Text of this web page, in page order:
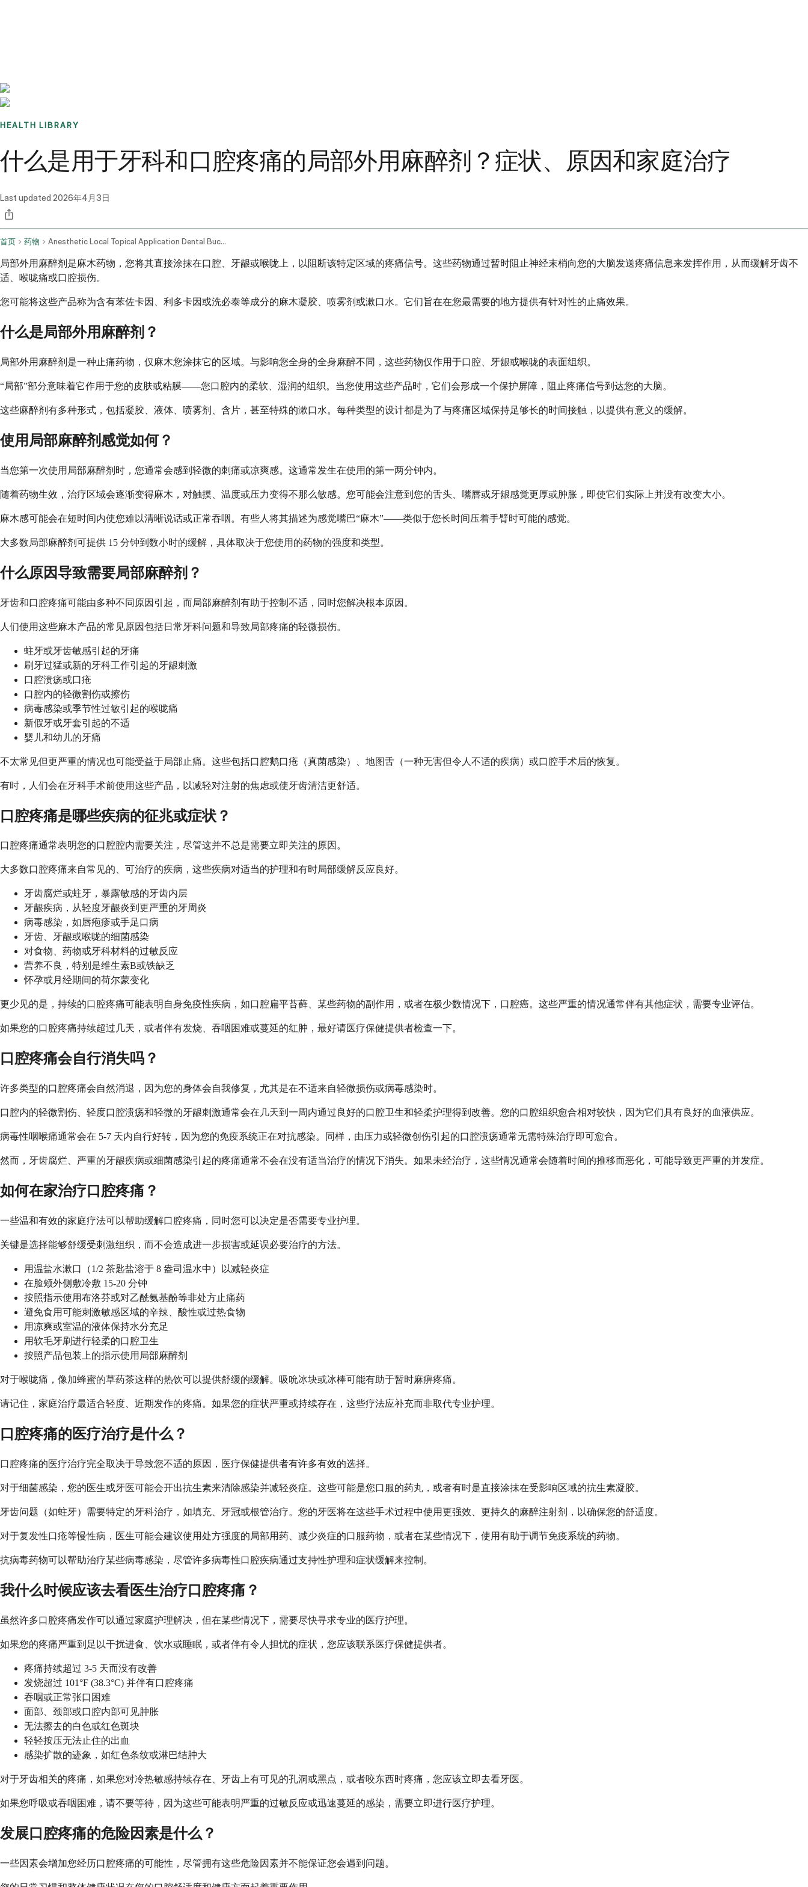
HEALTH LIBRARY
什么是用于牙科和口腔疼痛的局部外用麻醉剂？症状、原因和家庭治疗
Last updated 2026年4月3日
首页 药物 Anesthetic Local Topical Application Dental Buccal Mucosa Route Gargle
局部外用麻醉剂是麻木药物，您将其直接涂抹在口腔、牙龈或喉咙上，以阻断该特定区域的疼痛信号。这些药物通过暂时阻止神经末梢向您的大脑发送疼痛信息来发挥作用，从而缓解牙齿不
适、喉咙痛或口腔损伤。
您可能将这些产品称为含有苯佐卡因、利多卡因或洗必泰等成分的麻木凝胶、喷雾剂或漱口水。它们旨在在您最需要的地方提供有针对性的止痛效果。
什么是局部外用麻醉剂？
局部外用麻醉剂是一种止痛药物，仅麻木您涂抹它的区域。与影响您全身的全身麻醉不同，这些药物仅作用于口腔、牙龈或喉咙的表面组织。
“局部”部分意味着它作用于您的皮肤或粘膜——您口腔内的柔软、湿润的组织。当您使用这些产品时，它们会形成一个保护屏障，阻止疼痛信号到达您的大脑。
这些麻醉剂有多种形式，包括凝胶、液体、喷雾剂、含片，甚至特殊的漱口水。每种类型的设计都是为了与疼痛区域保持足够长的时间接触，以提供有意义的缓解。
使用局部麻醉剂感觉如何？
当您第一次使用局部麻醉剂时，您通常会感到轻微的刺痛或凉爽感。这通常发生在使用的第一两分钟内。
随着药物生效，治疗区域会逐渐变得麻木，对触摸、温度或压力变得不那么敏感。您可能会注意到您的舌头、嘴唇或牙龈感觉更厚或肿胀，即使它们实际上并没有改变大小。
麻木感可能会在短时间内使您难以清晰说话或正常吞咽。有些人将其描述为感觉嘴巴“麻木”——类似于您长时间压着手臂时可能的感觉。
大多数局部麻醉剂可提供 15 分钟到数小时的缓解，具体取决于您使用的药物的强度和类型。
什么原因导致需要局部麻醉剂？
牙齿和口腔疼痛可能由多种不同原因引起，而局部麻醉剂有助于控制不适，同时您解决根本原因。
人们使用这些麻木产品的常见原因包括日常牙科问题和导致局部疼痛的轻微损伤。
蛀牙或牙齿敏感引起的牙痛
刷牙过猛或新的牙科工作引起的牙龈刺激
口腔溃疡或口疮
口腔内的轻微割伤或擦伤
病毒感染或季节性过敏引起的喉咙痛
新假牙或牙套引起的不适
婴儿和幼儿的牙痛
不太常见但更严重的情况也可能受益于局部止痛。这些包括口腔鹅口疮（真菌感染）、地图舌（一种无害但令人不适的疾病）或口腔手术后的恢复。
有时，人们会在牙科手术前使用这些产品，以减轻对注射的焦虑或使牙齿清洁更舒适。
口腔疼痛是哪些疾病的征兆或症状？
口腔疼痛通常表明您的口腔腔内需要关注，尽管这并不总是需要立即关注的原因。
大多数口腔疼痛来自常见的、可治疗的疾病，这些疾病对适当的护理和有时局部缓解反应良好。
牙齿腐烂或蛀牙，暴露敏感的牙齿内层
牙龈疾病，从轻度牙龈炎到更严重的牙周炎
病毒感染，如唇疱疹或手足口病
牙齿、牙龈或喉咙的细菌感染
对食物、药物或牙科材料的过敏反应
营养不良，特别是维生素B或铁缺乏
怀孕或月经期间的荷尔蒙变化
更少见的是，持续的口腔疼痛可能表明自身免疫性疾病，如口腔扁平苔藓、某些药物的副作用，或者在极少数情况下，口腔癌。这些严重的情况通常伴有其他症状，需要专业评估。
如果您的口腔疼痛持续超过几天，或者伴有发烧、吞咽困难或蔓延的红肿，最好请医疗保健提供者检查一下。
口腔疼痛会自行消失吗？
许多类型的口腔疼痛会自然消退，因为您的身体会自我修复，尤其是在不适来自轻微损伤或病毒感染时。
口腔内的轻微割伤、轻度口腔溃疡和轻微的牙龈刺激通常会在几天到一周内通过良好的口腔卫生和轻柔护理得到改善。您的口腔组织愈合相对较快，因为它们具有良好的血液供应。
病毒性咽喉痛通常会在 5-7 天内自行好转，因为您的免疫系统正在对抗感染。同样，由压力或轻微创伤引起的口腔溃疡通常无需特殊治疗即可愈合。
然而，牙齿腐烂、严重的牙龈疾病或细菌感染引起的疼痛通常不会在没有适当治疗的情况下消失。如果未经治疗，这些情况通常会随着时间的推移而恶化，可能导致更严重的并发症。
如何在家治疗口腔疼痛？
一些温和有效的家庭疗法可以帮助缓解口腔疼痛，同时您可以决定是否需要专业护理。
关键是选择能够舒缓受刺激组织，而不会造成进一步损害或延误必要治疗的方法。
用温盐水漱口（1/2 茶匙盐溶于 8 盎司温水中）以减轻炎症
在脸颊外侧敷冷敷 15-20 分钟
按照指示使用布洛芬或对乙酰氨基酚等非处方止痛药
避免食用可能刺激敏感区域的辛辣、酸性或过热食物
用凉爽或室温的液体保持水分充足
用软毛牙刷进行轻柔的口腔卫生
按照产品包装上的指示使用局部麻醉剂
对于喉咙痛，像加蜂蜜的草药茶这样的热饮可以提供舒缓的缓解。吸吮冰块或冰棒可能有助于暂时麻痹疼痛。
请记住，家庭治疗最适合轻度、近期发作的疼痛。如果您的症状严重或持续存在，这些疗法应补充而非取代专业护理。
口腔疼痛的医疗治疗是什么？
口腔疼痛的医疗治疗完全取决于导致您不适的原因，医疗保健提供者有许多有效的选择。
对于细菌感染，您的医生或牙医可能会开出抗生素来清除感染并减轻炎症。这些可能是您口服的药丸，或者有时是直接涂抹在受影响区域的抗生素凝胶。
牙齿问题（如蛀牙）需要特定的牙科治疗，如填充、牙冠或根管治疗。您的牙医将在这些手术过程中使用更强效、更持久的麻醉注射剂，以确保您的舒适度。
对于复发性口疮等慢性病，医生可能会建议使用处方强度的局部用药、减少炎症的口服药物，或者在某些情况下，使用有助于调节免疫系统的药物。
抗病毒药物可以帮助治疗某些病毒感染，尽管许多病毒性口腔疾病通过支持性护理和症状缓解来控制。
我什么时候应该去看医生治疗口腔疼痛？
虽然许多口腔疼痛发作可以通过家庭护理解决，但在某些情况下，需要尽快寻求专业的医疗护理。
如果您的疼痛严重到足以干扰进食、饮水或睡眠，或者伴有令人担忧的症状，您应该联系医疗保健提供者。
疼痛持续超过 3-5 天而没有改善
发烧超过 101°F (38.3°C) 并伴有口腔疼痛
吞咽或正常张口困难
面部、颈部或口腔内部可见肿胀
无法擦去的白色或红色斑块
轻轻按压无法止住的出血
感染扩散的迹象，如红色条纹或淋巴结肿大
对于牙齿相关的疼痛，如果您对冷热敏感持续存在、牙齿上有可见的孔洞或黑点，或者咬东西时疼痛，您应该立即去看牙医。
如果您呼吸或吞咽困难，请不要等待，因为这些可能表明严重的过敏反应或迅速蔓延的感染，需要立即进行医疗护理。
发展口腔疼痛的危险因素是什么？
一些因素会增加您经历口腔疼痛的可能性，尽管拥有这些危险因素并不能保证您会遇到问题。